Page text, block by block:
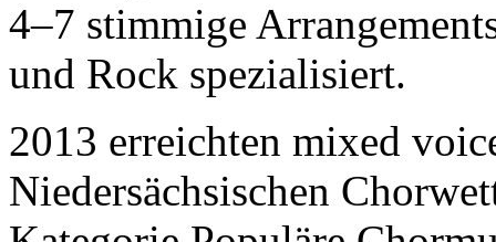
4–7 stimmige
und Rock spezialisiert.
2013 erreichten mixed
Niedersächsischen